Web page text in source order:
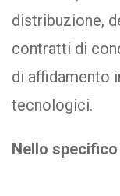
distribuzione,
contratti di
di affidamento
tecnologici.
Nello